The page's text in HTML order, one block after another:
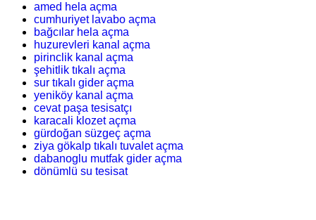
amed hela açma
cumhuriyet lavabo açma
bağcılar hela açma
huzurevleri kanal açma
pirinclik kanal açma
şehitlik tıkalı açma
sur tıkalı gider açma
yeniköy kanal açma
cevat paşa tesisatçı
karacali klozet açma
gürdoğan süzgeç açma
ziya gökalp tıkalı tuvalet açma
dabanoglu mutfak gider açma
dönümlü su tesisat